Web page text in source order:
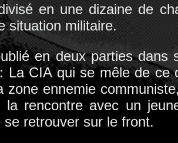
en une dizaine de
situation militaire.
en deux parties dans
La CIA qui se mêle de ce
zone ennemie
rencontre avec un
retrouver sur le front.